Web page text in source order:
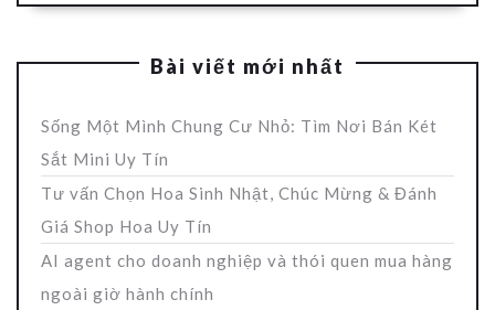
Bài viết mới nhất
Sống Một Mình Chung Cư Nhỏ: Tìm Nơi Bán Két
Sắt Mini Uy Tín
Tư vấn Chọn Hoa Sinh Nhật, Chúc Mừng & Đánh
Giá Shop Hoa Uy Tín
AI agent cho doanh nghiệp và thói quen mua hàng
ngoài giờ hành chính